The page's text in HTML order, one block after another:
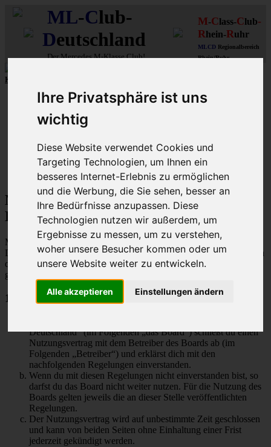
Ihre Privatsphäre ist uns
wichtig
Diese Website verwendet Cookies und
Targeting Technologien, um Ihnen ein
besseres Internet-Erlebnis zu ermöglichen
und die Werbung, die Sie sehen, besser an
Ihre Bedürfnisse anzupassen. Diese
Technologien nutzen wir außerdem, um
Ergebnisse zu messen, um zu verstehen,
woher unsere Besucher kommen oder um
unsere Website weiter zu entwickeln.
Alle akzeptieren Einstellungen ändern
ML-Club-
Deutschland
DerMercedes M-Klasse Club!
M-Class-Club-
Rhein-Ruhr
MLCD Regionalbereich
Rhein/Ruhr
Kleine Auswahl von
Schnellzugriff
Ungelesene
Forennutzer
FAQ
MLCD-Seiten MLCD-Foren-Übersicht
M-Klasse MLCD-Foren des ML-Club-
Deutschland - Nutzungsbedingungen
Mit dem Zugriff auf „M-Klasse MLCD-Foren des ML-Club-
Deutschland“ („https://www.mlcd.de/MLCDForen“) wird zwischen
dir und dem Betreiber ein Vertrag mit folgenden Regelungen
geschlossen:
1. Nutzungsvertrag
Deutschland“ (im Folgenden „das Board“) schließt du einen
Nutzungsvertrag mit dem Betreiber des Boards ab (im
Folgenden „Betreiber“) und erklärst dich mit den
nachfolgenden Regelungen einverstanden.
Wenn du mit diesen Regelungen nicht einverstanden bist, so
darfst du das Board nicht weiter nutzen. Für die Nutzung des
Boards gelten jeweils die an dieser Stelle veröffentlichten
Regelungen.
Der Nutzungsvertrag wird auf unbestimmte Zeit geschlossen
und kann von beiden Seiten ohne Einhaltung einer Frist
jederzeit gekündigt werden.